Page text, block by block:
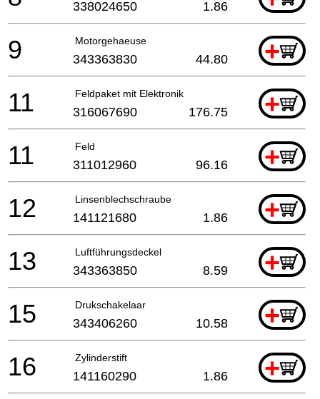
338024650 1.86
Motorgehaeuse +
9 343363830 44.80
Feldpaket mit Elektronik +
11 316067690 176.75
Feld +
11 311012960 96.16
Linsenblechschraube +
12 141121680 1.86
Luftführungsdeckel +
13 343363850 8.59
Drukschakelaar +
15 343406260 10.58
Zylinderstift +
16 141160290 1.86